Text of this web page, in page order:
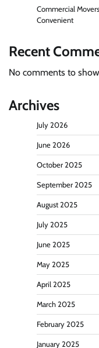
Commercial
Convenient
Recent
No comments to
Archives
July 2026
June 2026
October 2025
September 2025
August 2025
July 2025
June 2025
May 2025
April 2025
March 2025
February 2025
January 2025